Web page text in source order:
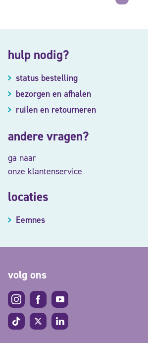
hulp nodig?
status bestelling
bezorgen en afhalen
ruilen en retourneren
andere vragen?
ga naar
onze klantenservice
locaties
Eemnes
volg ons